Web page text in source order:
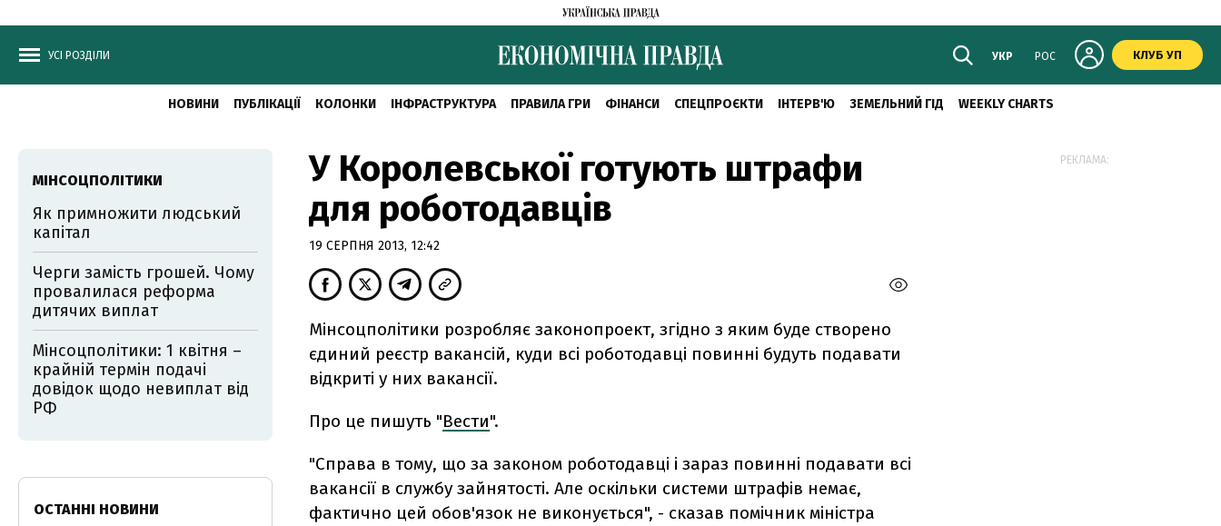
УСІ РОЗДІЛИ УКР РОС КЛУБ УП
НОВИНИ ПУБЛІКАЦІЇ КОЛОНКИ ІНФРАСТРУКТУРА ПРАВИЛА ГРИ ФІНАНСИ СПЕЦПРОЄКТИ ІНТЕРВ'Ю ЗЕМЕЛЬНИЙ ГІД WEEKLY CHARTS
У Королевської готують штрафи
для роботодавців
19 СЕРПНЯ 2013, 12:42
Мінсоцполітики розробляє законопроект, згідно з яким буде створено
єдиний реєстр вакансій, куди всі роботодавці повинні будуть подавати
відкриті у них вакансії.
Про це пишуть "Вести".
"Справа в тому, що за законом роботодавці і зараз повинні подавати всі
вакансії в службу зайнятості. Але оскільки системи штрафів немає,
фактично цей обов'язок не виконується", - сказав помічник міністра
МІНСОЦПОЛІТИКИ
Як примножити людський
капітал
Черги замість грошей. Чому
провалилася реформа
дитячих виплат
Мінсоцполітики: 1 квітня –
крайній термін подачі
довідок щодо невиплат від
РФ
ОСТАННІ НОВИНИ
РЕКЛАМА: